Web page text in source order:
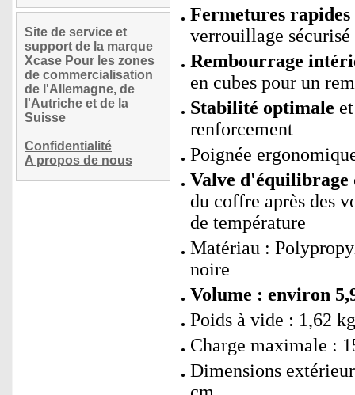
Site de service et
support de la marque
Xcase Pour les zones
de commercialisation
de l'Allemagne, de
l'Autriche et de la
Suisse
Confidentialité
A propos de nous
Fermetures
verrouillage sécurisé
Rembourrage
en cubes pour un
Stabilité optimale
renforcement
Poignée
Valve d'équilibrage
du coffre après des
de température
Matériau :
noire
Volume : environ
Poids à vide : 1,62 kg
Charge maximale :
Dimensions